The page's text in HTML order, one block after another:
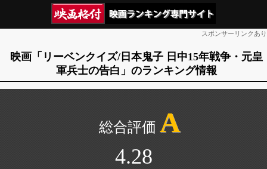
スポンサーリンクあり
映画「リーベンクイズ/日本鬼子 日中15年戦争・元皇
軍兵士の告白」のランキング情報
A
4.28